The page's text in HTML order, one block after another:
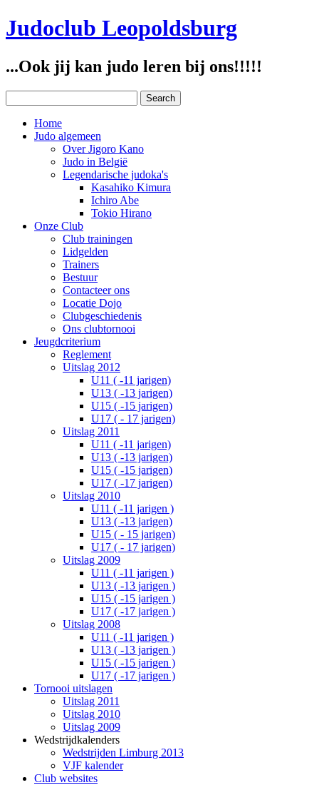
Judoclub Leopoldsburg
...Ook jij kan judo leren bij ons!!!!!
Home
Judo algemeen
Over Jigoro Kano
Judo in België
Legendarische judoka's
Kasahiko Kimura
Ichiro Abe
Tokio Hirano
Onze Club
Club trainingen
Lidgelden
Trainers
Bestuur
Contacteer ons
Locatie Dojo
Clubgeschiedenis
Ons clubtornooi
Jeugdcriterium
Reglement
Uitslag 2012
U11 ( -11 jarigen)
U13 ( -13 jarigen)
U15 ( -15 jarigen)
U17 ( - 17 jarigen)
Uitslag 2011
U11 ( -11 jarigen)
U13 ( -13 jarigen)
U15 ( -15 jarigen)
U17 ( -17 jarigen)
Uitslag 2010
U11 ( -11 jarigen )
U13 ( -13 jarigen)
U15 ( - 15 jarigen)
U17 ( - 17 jarigen)
Uitslag 2009
U11 ( -11 jarigen )
U13 ( -13 jarigen )
U15 ( -15 jarigen )
U17 ( -17 jarigen )
Uitslag 2008
U11 ( -11 jarigen )
U13 ( -13 jarigen )
U15 ( -15 jarigen )
U17 ( -17 jarigen )
Tornooi uitslagen
Uitslag 2011
Uitslag 2010
Uitslag 2009
Wedstrijdkalenders
Wedstrijden Limburg 2013
VJF kalender
Club websites